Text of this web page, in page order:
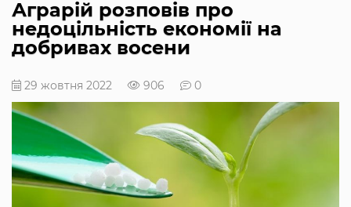
Аграрій розповів про
недоцільність економії на
добривах восени
29 жовтня 2022 906 0